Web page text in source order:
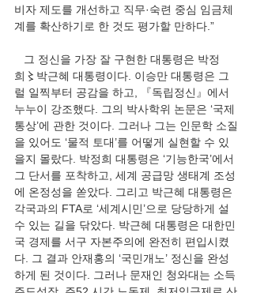
비자 제도를 개선하고 직무·숙련 중심 임금체
계를 확산하기로 한 것도 평가할 만하다.”
희〻박근혜 대통령이다. 이승만 대통령은 그
럴 일찍부터 공감을 하고, 『독립정신』에서
누누이 강조했다. 그의 박사학위 논문은 ‘국제
통상’에 관한 것이다. 그러나 그는 인문학 소질
을 있어도 ‘물적 토대’를 어떻게 실현할 수 있
을지 몰랐다. 박정희 대통령은 ‘기능한국’에서
그 단서를 포착하고, 세계 공급망 생태계 조성
에 온정성을 쏟았다. 그리고 박근혜 대통령은
각국과의 FTA로 ‘세계시민’으로 당당하게 설
수 있는 길을 닦았다. 박근혜 대통령은 대한민
국 경제를 서구 자본주의에 완전히 편입시켰
다. 그 결과 안재홍의 ‘국민개노’ 정신을 완성
하게 된 것이다. 그러나 문재인 청와대는 소득